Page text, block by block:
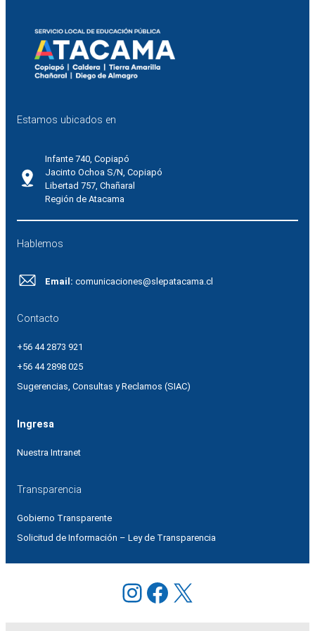
Estamos ubicados en
Infante 740, Copiapó
Jacinto Ochoa S/N, Copiapó
Libertad 757, Chañaral
Región de Atacama
Hablemos
Email: comunicaciones@slepatacama.cl
Contacto
+56 44 2873 921
+56 44 2898 025
Sugerencias, Consultas y Reclamos (SIAC)
Ingresa
Nuestra Intranet
Transparencia
Gobierno Transparente
Solicitud de Información – Ley de Transparencia
Instagram
Facebook
X